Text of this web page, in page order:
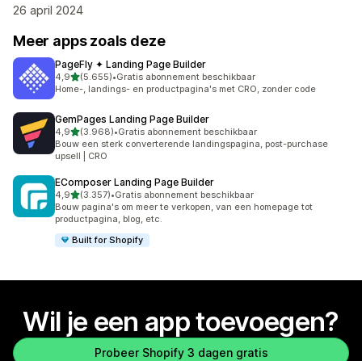
26 april 2024
Meer apps zoals deze
PageFly ✦ Landing Page Builder
4,9van 5 sterren
(5.655)
5655 recensies in totaal
•Gratis abonnement beschikbaar
Home-, landings- en productpagina's met CRO, zonder code
GemPages Landing Page Builder
4,9van 5 sterren
(3.968)
3968 recensies in totaal
•Gratis abonnement beschikbaar
Bouw een sterk converterende landingspagina, post-purchase
upsell | CRO
EComposer Landing Page Builder
4,9van 5 sterren
(3.357)
3357 recensies in totaal
•Gratis abonnement beschikbaar
Bouw pagina's om meer te verkopen, van een homepage tot
productpagina, blog, etc.
Built for Shopify
Wil je een app toevoegen?
Probeer Shopify 3 dagen gratis